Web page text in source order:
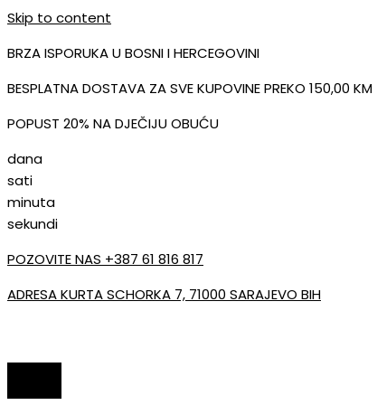
Skip to content
BRZA ISPORUKA U BOSNI I HERCEGOVINI
BESPLATNA DOSTAVA ZA SVE KUPOVINE PREKO 150,00 KM
POPUST 20% NA DJEČIJU OBUĆU
dana
sati
minuta
sekundi
POZOVITE NAS +387 61 816 817
ADRESA KURTA SCHORKA 7, 71000 SARAJEVO BIH